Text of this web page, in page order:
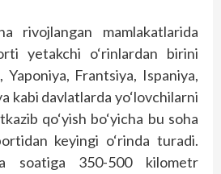
rivojlangan mamlakatlarida
yetakchi o‘rinlardan birini
Yaponiya, Frantsiya, Ispaniya,
kabi davlatlarda yo‘lovchilarni
qo‘yish bo‘yicha bu soha
keyingi o‘rinda turadi.
soatiga 350-500 kilometr